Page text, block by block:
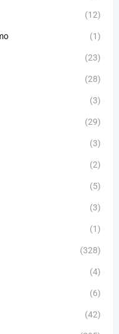
(12)
(1)
(23)
(28)
(3)
(29)
(3)
(2)
(5)
(3)
(1)
(328)
(4)
(6)
(42)